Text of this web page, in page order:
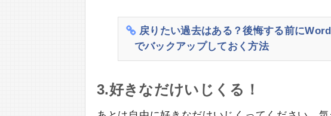
戻りたい過去はある？後悔する前に
でバックアップしておく方法
3.好きなだけいじくる！